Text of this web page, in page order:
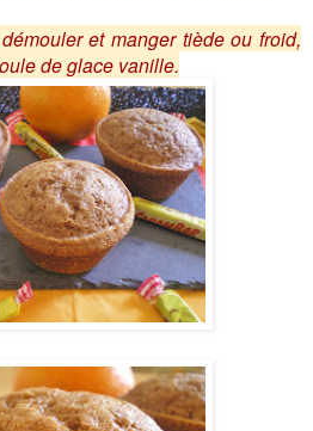
et manger tiède ou froid,
de glace vanille.